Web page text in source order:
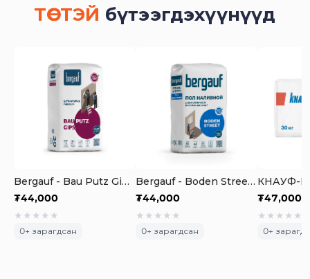
ТӨСТЭЙ бүтээгдэхүүнүүд
Bergauf - Bau Putz Gips - Шавардлагын зориулалттай гипсэн шаваас
₮44,000
★ ★ ★ ★ ★
0+ зарагдсан
Bergauf - Boden Street - Шал тэгшлэгч
₮44,000
★ ★ ★ ★ ★
0+ зарагдсан
КНАУФ-
₮47,000
★ ★ ★ ★ ★
0+